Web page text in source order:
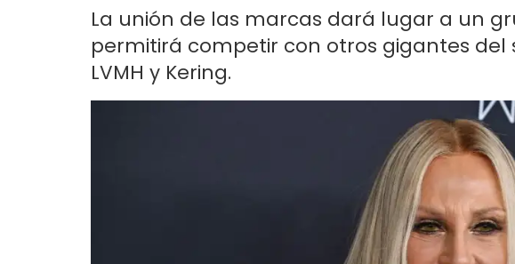
La unión de las marcas dará lugar a un
permitirá competir con otros gigantes del
LVMH y Kering.